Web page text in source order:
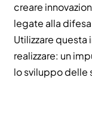
creare
legate alla
Utilizzare questa
realizzare: un
lo sviluppo delle